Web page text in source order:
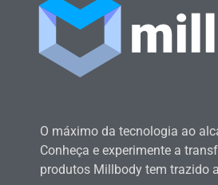
O máximo da tecnologia ao
Conheça e experimente a
produtos Millbody tem trazido